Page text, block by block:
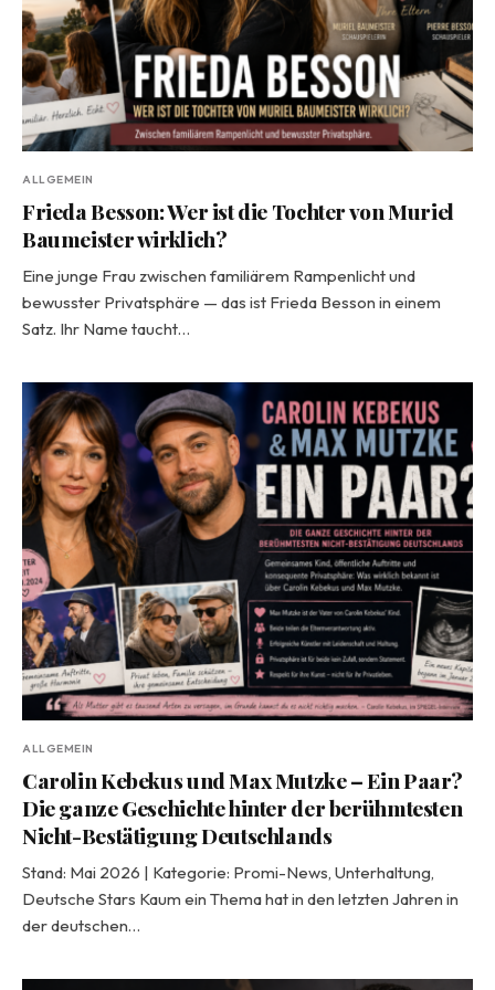
ALLGEMEIN
Frieda Besson: Wer ist die Tochter von Muriel
Baumeister wirklich?
Eine junge Frau zwischen familiärem Rampenlicht und
bewusster Privatsphäre — das ist Frieda Besson in einem
Satz. Ihr Name taucht…
ALLGEMEIN
Carolin Kebekus und Max Mutzke – Ein Paar?
Die ganze Geschichte hinter der berühmtesten
Nicht-Bestätigung Deutschlands
Stand: Mai 2026 | Kategorie: Promi-News, Unterhaltung,
Deutsche Stars Kaum ein Thema hat in den letzten Jahren in
der deutschen…